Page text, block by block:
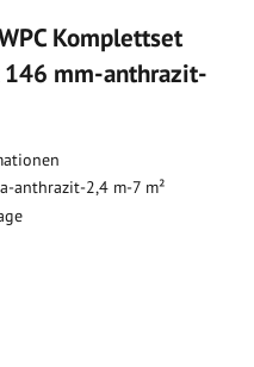
Komplettset
146 mm-anthrazit-
anthrazit-2,4 m-7 m²